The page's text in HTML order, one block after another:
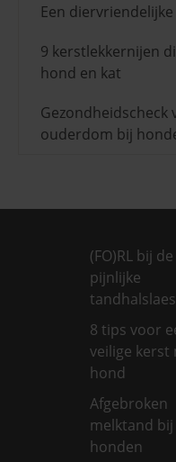
Een
9 kerstlekkernijen
hond en kat
ouderdom bij
(FO)RL bij
pijnlijke
8 tips voor
veilige kerst
hond
Afgebroken
melktand bij
honden